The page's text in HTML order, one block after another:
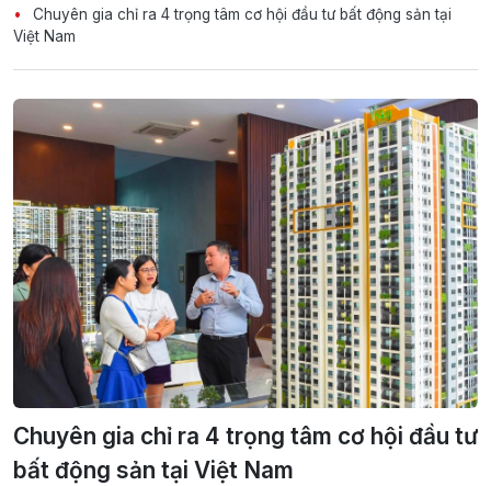
Chuyên gia chỉ ra 4 trọng tâm cơ hội đầu tư bất động sản tại
Việt Nam
Chuyên gia chỉ ra 4 trọng tâm cơ hội đầu tư
bất động sản tại Việt Nam